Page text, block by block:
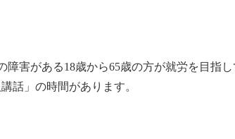
がある18歳から65歳の方が就労を目指し
話」の時間があります。